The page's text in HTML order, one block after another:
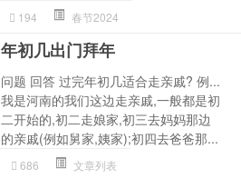
194 春节2024
年初几出门拜年
问题 回答 过完年初几适合走亲戚? 例...
我是河南的我们这边走亲戚,一般都是初
二开始的,初二走娘家,初三去妈妈那边
的亲戚(例如舅家,姨家);初四去爸爸那...
686 文章列表